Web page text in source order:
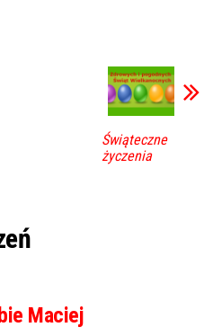
Świąteczne
życzenia
Maciej